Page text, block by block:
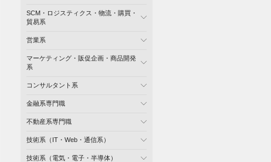
SCM・ロジスティクス・物流・購買・
貿易系
営業系
マーケティング・販促企画・商品開発
系
コンサルタント系
金融系専門職
不動産系専門職
技術系（IT・Web・通信系）
技術系（電気・電子・半導体）